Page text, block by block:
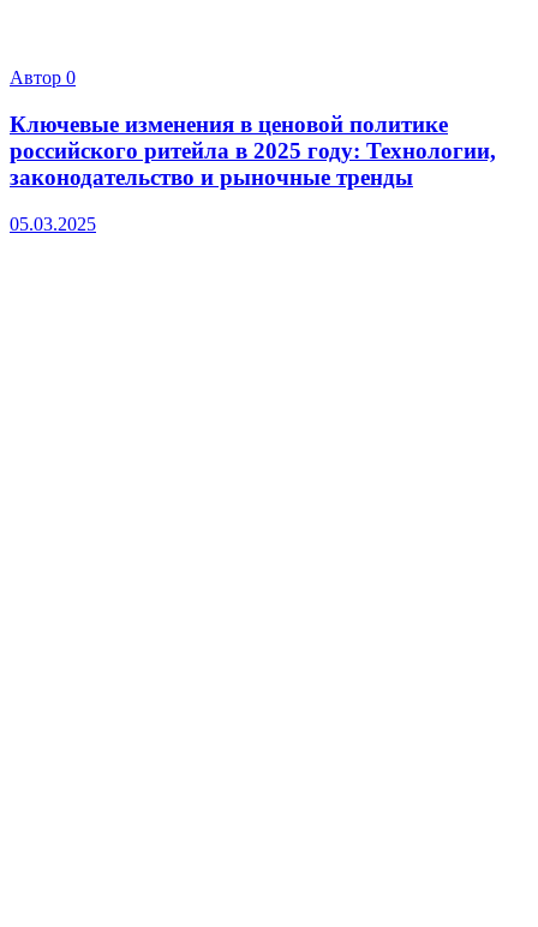
Автор 0
Ключевые изменения в ценовой политике
российского ритейла в 2025 году: Технологии,
законодательство и рыночные тренды
05.03.2025